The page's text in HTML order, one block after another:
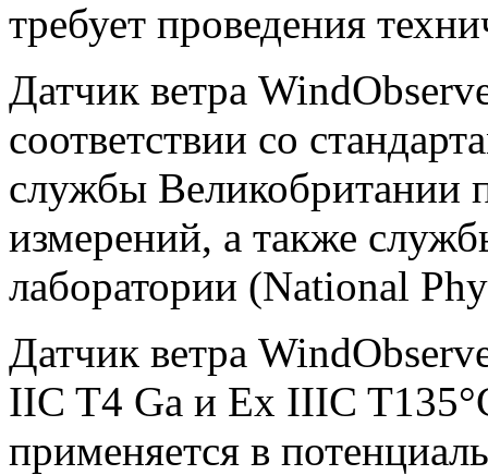
требует проведения
Датчик ветра
соответствии со
службы Великобритании
измерений, а также
лаборатории (National
Датчик ветра
IIC T4 Ga и Ex IIIC T135°
применяется в